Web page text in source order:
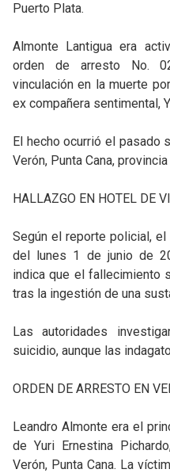
Puerto Plata.
Almonte Lantigua era
orden de arresto No.
vinculación en la muerte
ex compañera sentimental,
El hecho ocurrió el pasado
Verón, Punta Cana,
HALLAZGO EN HOTEL DE
Según el reporte policial,
del lunes 1 de junio de
indica que el fallecimiento
tras la ingestión de una
Las autoridades
suicidio, aunque las
ORDEN DE ARRESTO EN
Leandro Almonte era el
de Yuri Ernestina
Verón, Punta Cana. La